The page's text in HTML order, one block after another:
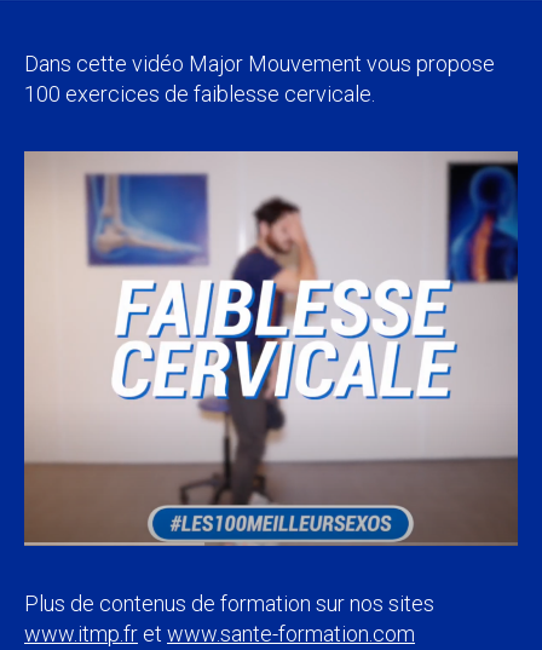
Dans cette vidéo Major Mouvement vous propose
100 exercices de faiblesse cervicale.
Plus de contenus de formation sur nos sites
www.itmp.fr et www.sante-formation.com